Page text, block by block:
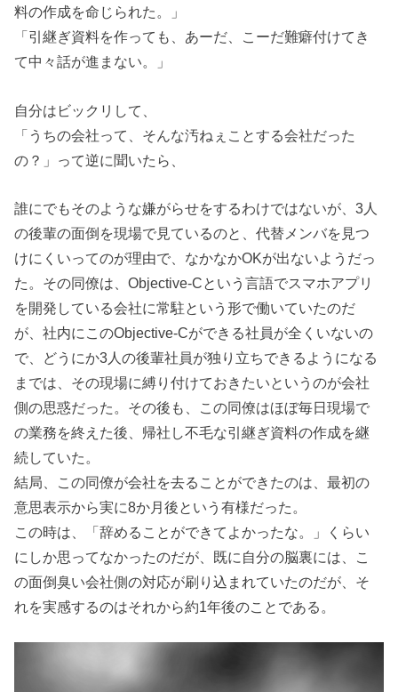
料の作成を命じられた。」
「引継ぎ資料を作っても、あーだ、こーだ難癖付けてき
て中々話が進まない。」
自分はビックリして、
「うちの会社って、そんな汚ねぇことする会社だった
の？」って逆に聞いたら、
誰にでもそのような嫌がらせをするわけではないが、3人
の後輩の面倒を現場で見ているのと、代替メンバを見つ
けにくいってのが理由で、なかなかOKが出ないようだっ
た。その同僚は、Objective-Cという言語でスマホアプリ
を開発している会社に常駐という形で働いていたのだ
が、社内にこのObjective-Cができる社員が全くいないの
で、どうにか3人の後輩社員が独り立ちできるようになる
までは、その現場に縛り付けておきたいというのが会社
側の思惑だった。その後も、この同僚はほぼ毎日現場で
の業務を終えた後、帰社し不毛な引継ぎ資料の作成を継
続していた。
結局、この同僚が会社を去ることができたのは、最初の
意思表示から実に8か月後という有様だった。
この時は、「辞めることができてよかったな。」くらい
にしか思ってなかったのだが、既に自分の脳裏には、こ
の面倒臭い会社側の対応が刷り込まれていたのだが、そ
れを実感するのはそれから約1年後のことである。